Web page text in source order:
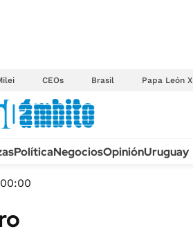
CEOs Brasil Papa León
PolíticaNegociosOpiniónUruguay